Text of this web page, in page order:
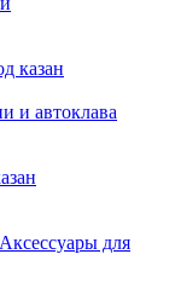
казан
и автоклава
Аксессуары для